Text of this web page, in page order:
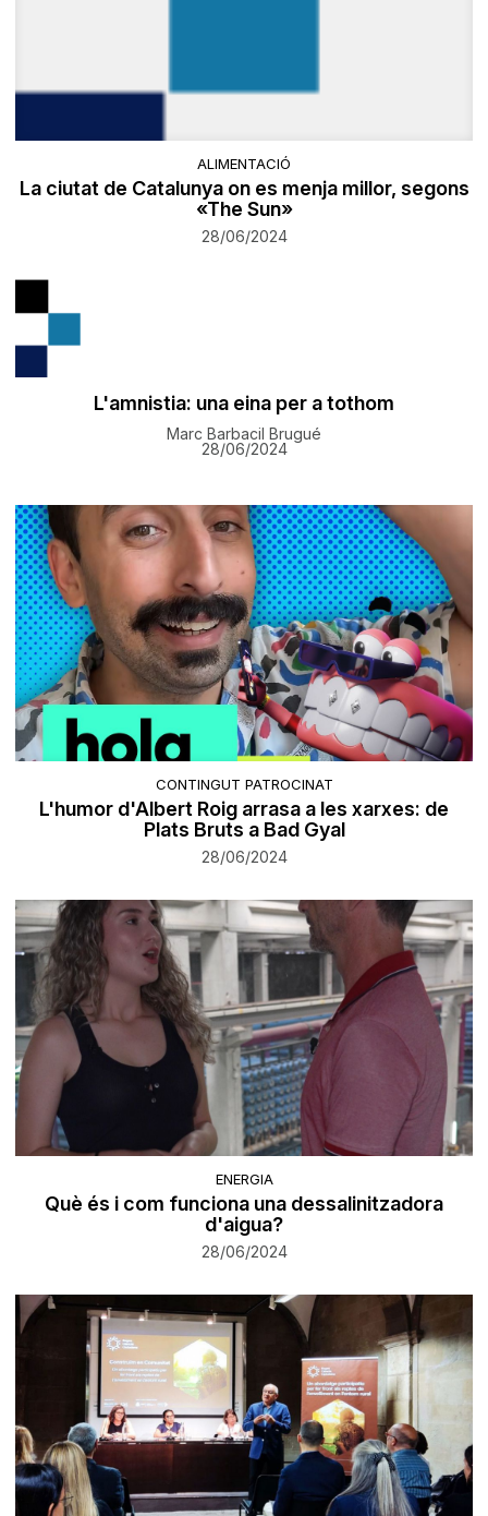
ALIMENTACIÓ
La ciutat de Catalunya on es menja millor, segons
«The Sun»
28/06/2024
L'amnistia: una eina per a tothom
Marc Barbacil Brugué
28/06/2024
CONTINGUT PATROCINAT
L'humor d'Albert Roig arrasa a les xarxes: de
Plats Bruts a Bad Gyal
28/06/2024
ENERGIA
Què és i com funciona una dessalinitzadora
d'aigua?
28/06/2024